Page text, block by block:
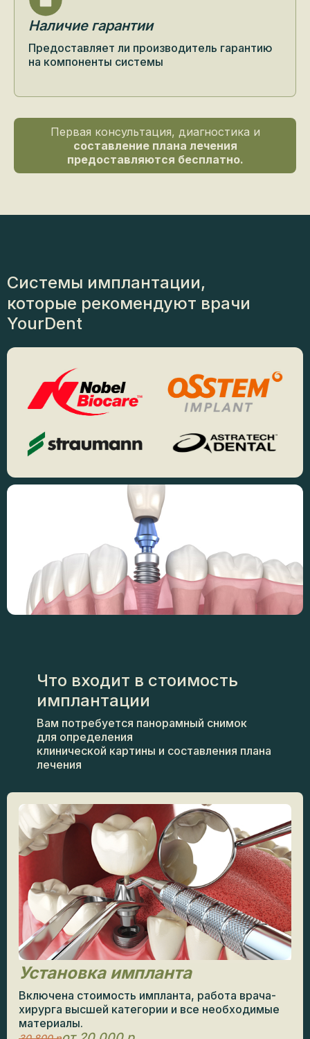
Наличие гарантии
Предоставляет ли производитель гарантию
на компоненты системы
Первая консультация, диагностика и
составление плана лечения
предоставляются бесплатно.
Системы имплантации,
которые рекомендуют врачи
YourDent
Что входит в стоимость
имплантации
Вам потребуется панорамный снимок
для определения
клинической картины и составления плана
лечения
Установка импланта
Включена стоимость импланта, работа врача-
хирурга высшей категории и все необходимые
материалы.